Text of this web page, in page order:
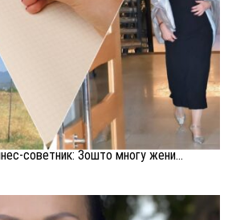
советник: Зошто многу жени...